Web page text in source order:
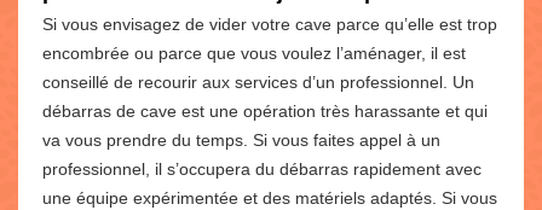
Si vous envisagez de vider votre cave parce qu’elle est trop
encombrée ou parce que vous voulez l’aménager, il est
conseillé de recourir aux services d’un professionnel. Un
débarras de cave est une opération très harassante et qui
va vous prendre du temps. Si vous faites appel à un
professionnel, il s’occupera du débarras rapidement avec
une équipe expérimentée et des matériels adaptés. Si vous